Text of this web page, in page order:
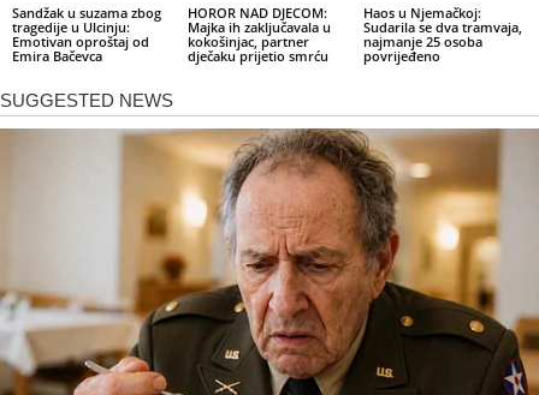
Sandžak u suzama zbog
tragedije u Ulcinju:
Emotivan oproštaj od
Emira Bačevca
HOROR NAD DJECOM:
Majka ih zaključavala u
kokošinjac, partner
dječaku prijetio smrću
Haos u Njemačkoj:
Sudarila se dva tramvaja,
najmanje 25 osoba
povrijeđeno